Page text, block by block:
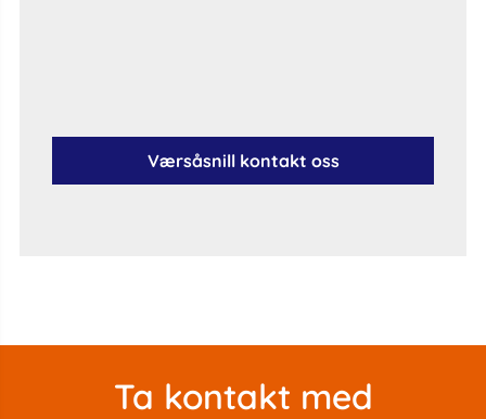
Værsåsnill kontakt oss
Ta kontakt med